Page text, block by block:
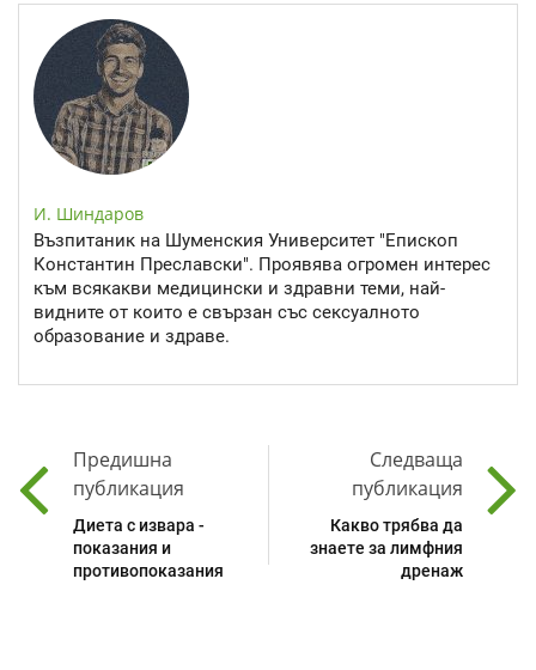
И. Шиндаров
Възпитаник на Шуменския Университет "Епископ
Константин Преславски". Проявява огромен интерес
към всякакви медицински и здравни теми, най-
видните от които е свързан със сексуалното
образование и здраве.
Предишна
публикация
Диета с извара -
показания и
противопоказания
Следваща
публикация
Какво трябва да
знаете за лимфния
дренаж